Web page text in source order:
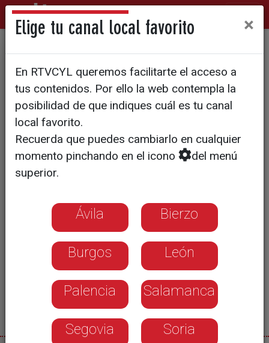
Adornando el pelo de
abuelas, madres e hijas
desde hace años
Elige tu canal local favorito ×
En RTVCYL queremos facilitarte el acceso a
tus contenidos. Por ello la web contempla la
posibilidad de que indiques cuál es tu canal
local favorito.
Recuerda que puedes cambiarlo en cualquier
momento pinchando en el icono
del menú
superior.
Ávila Bierzo
Burgos León
Palencia Salamanca
Segovia Soria